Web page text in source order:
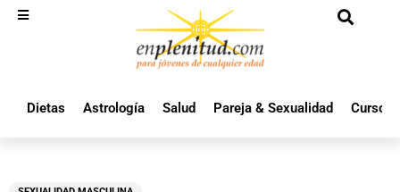
Dietas Astrología Salud Pareja & Sexualidad Cursos